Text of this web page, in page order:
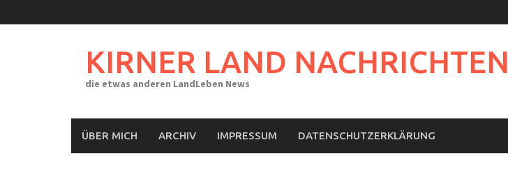
to
KIRNER LAND NACHRICHTEN
die etwas anderen LandLeben News
ÜBER MICH ARCHIV IMPRESSUM DATENSCHUTZERKLÄRUNG